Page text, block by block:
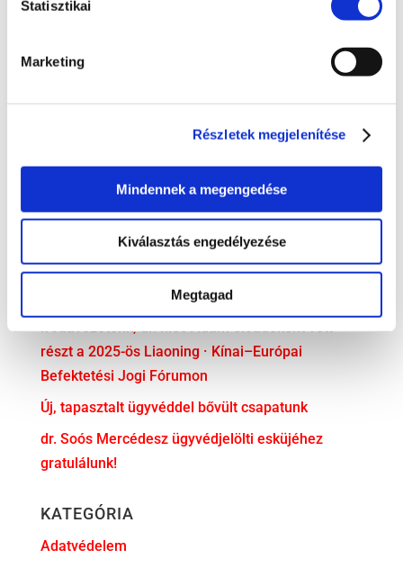
Statisztikai
Marketing
Részletek megjelenítése
Mindennek a megengedése
Kiválasztás engedélyezése
Megtagad
LEGUTÓBBI BEJEGYZÉSEK
előadása a PP Konferencián
Előadás a Cseh-Magyar Üzleti Klubban
Partner ügyvédünk is részt vett a svéd–magyar
üzleti kapcsolatok fennállásának 30. évfordulója
alkalmából rendezett ünnepségen
Irodavezetőnk, dr. Illés Ádám előadóként vett
részt a 2025-ös Liaoning · Kínai–Európai
Befektetési Jogi Fórumon
Új, tapasztalt ügyvéddel bővült csapatunk
dr. Soós Mercédesz ügyvédjelölti esküjéhez
gratulálunk!
KATEGÓRIA
Adatvédelem